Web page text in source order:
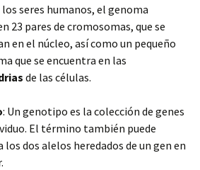
los seres humanos, el genoma
23 pares de cromosomas, que se
en el núcleo, así como un pequeño
que se encuentra en las
de las células.
: Un genotipo es la colección de genes
El término también puede
los dos alelos heredados de un gen en